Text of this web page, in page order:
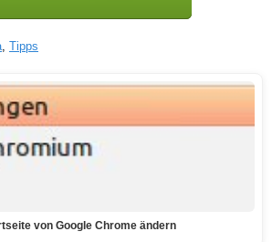
Tipps
von Google Chrome ändern